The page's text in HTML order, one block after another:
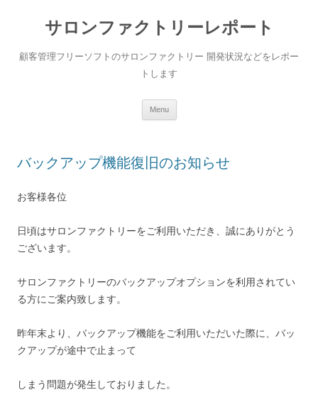
サロンファクトリーレポート
顧客管理フリーソフトのサロンファクトリー 開発状況などをレポー
トします
Menu
バックアップ機能復旧のお知らせ
お客様各位
日頃はサロンファクトリーをご利用いただき、誠にありがとう
ございます。
サロンファクトリーのバックアップオプションを利用されてい
る方にご案内致します。
昨年末より、バックアップ機能をご利用いただいた際に、バッ
クアップが途中で止まって
しまう問題が発生しておりました。